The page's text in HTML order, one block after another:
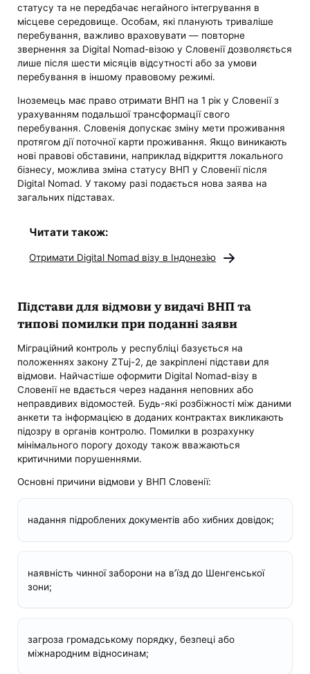
статусу та не передбачає негайного інтегрування в
місцеве середовище. Особам, які планують триваліше
перебування, важливо враховувати — повторне
звернення за Digital Nomad-візою у Словенії дозволяється
лише після шести місяців відсутності або за умови
перебування в іншому правовому режимі.
Іноземець має право отримати ВНП на 1 рік у Словенії з
урахуванням подальшої трансформації свого
перебування. Словенія допускає зміну мети проживання
протягом дії поточної карти проживання. Якщо виникають
нові правові обставини, наприклад відкриття локального
бізнесу, можлива зміна статусу ВНП у Словенії після
Digital Nomad. У такому разі подається нова заява на
загальних підставах.
Читати також:
Отримати Digital Nomad візу в Індонезію
Підстави для відмови у видачі ВНП та
типові помилки при поданні заяви
Міграційний контроль у республіці базується на
положеннях закону ZTuj-2, де закріплені підстави для
відмови. Найчастіше оформити Digital Nomad-візу в
Словенії не вдається через надання неповних або
неправдивих відомостей. Будь-які розбіжності між даними
анкети та інформацією в доданих контрактах викликають
підозру в органів контролю. Помилки в розрахунку
мінімального порогу доходу також вважаються
критичними порушеннями.
Основні причини відмови у ВНП Словенії:
надання підроблених документів або хибних довідок;
наявність чинної заборони на в’їзд до Шенгенської
зони;
загроза громадському порядку, безпеці або
міжнародним відносинам;